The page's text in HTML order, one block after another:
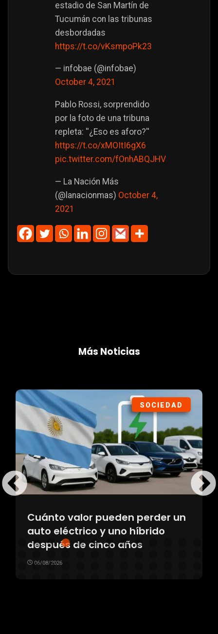
estadio de San Martín de
Tucumán con las tribunas
desbordadas
https://t.co/vKsmpoPk23
— infobae (@infobae)
October 4, 2021
Pablo Rossi, sorprendido
por la foto de una tribuna
repleta: ''¿Eso es aforo?''
https://t.co/xMOItI6gX6
pic.twitter.com/fOnhABQJHV
— La Nación Más
(@lanacionmas) October 4,
2021
Más Noticias
SOCIEDAD
Cuánto valor pueden perder un
auto eléctrico y uno híbrido
después de cinco años
06/08/2026